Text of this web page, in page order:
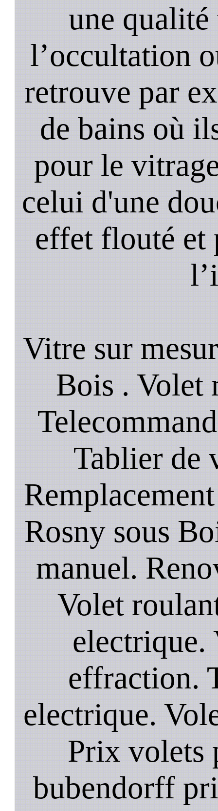
une
l’occultation
retrouve par
de bains où
pour le
celui d'une
effet flouté et
Vitre sur
Bois . Volet
Tablier de
Rosny sous
manuel.
Volet
electrique.
effraction.
electrique.
Prix volets
bubendorff